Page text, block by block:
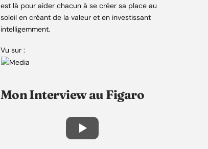
est là pour aider chacun à se créer sa place au
soleil en créant de la valeur et en investissant
intelligemment.
Vu sur :
Mon Interview au Figaro